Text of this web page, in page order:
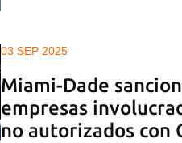
03 SEP 2025
Miami-Dade
empresas
no autorizados con